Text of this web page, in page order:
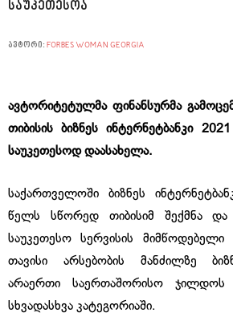
საუკეთესოა
ავტორი: FORBES WOMAN GEORGIA
ავტორიტეტულმა ფინანსურმა
თიბისის ბიზნეს ინტერნეტბანკი
საუკეთესოდ დაასახელა.
საქართველოში ბიზნეს
წელს სწორედ თიბისიმ შექმნა
საუკეთესო სერვისის მიმწოდებელი
თავისი არსებობის მანძილზე
არაერთი საერთაშორისო
სხვადასხვა კატეგორიაში.